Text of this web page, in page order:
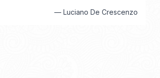
— Luciano De Crescenzo